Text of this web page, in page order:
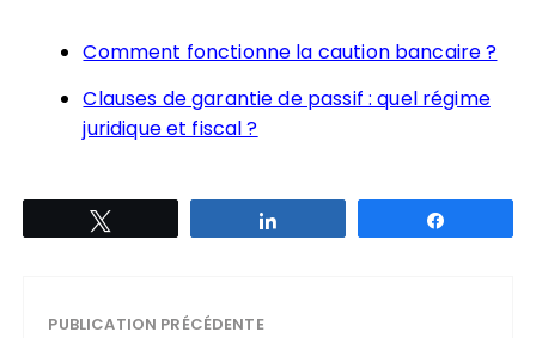
Comment fonctionne la caution bancaire ?
Clauses de garantie de passif : quel régime
juridique et fiscal ?
PUBLICATION PRÉCÉDENTE